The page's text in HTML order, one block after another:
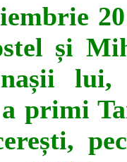
și
lui,
primi